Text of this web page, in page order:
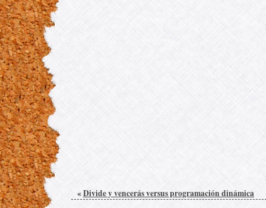
«Divide y vencerás versus programación dinámica